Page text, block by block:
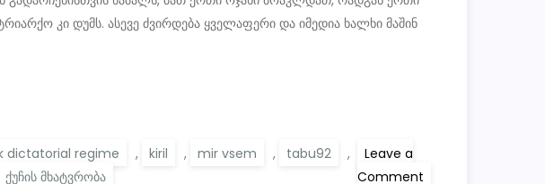
კი დუმს. ასევე ძვირდება ყველაფერი და იმედია ხალხი მაშინ
dictatorial regime , kiril , mir vsem , tabu92
,
ქუჩის მხატვრობა
Leave a
Commenton